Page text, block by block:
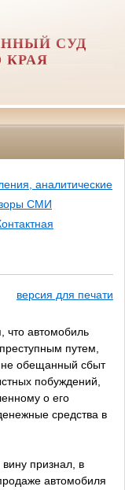
СУД
КРАЯ
аналитические
СМИ
версия для печати
что автомобиль
путем,
обещанный сбыт
побуждений,
о его
средства в
признал, в
автомобиля